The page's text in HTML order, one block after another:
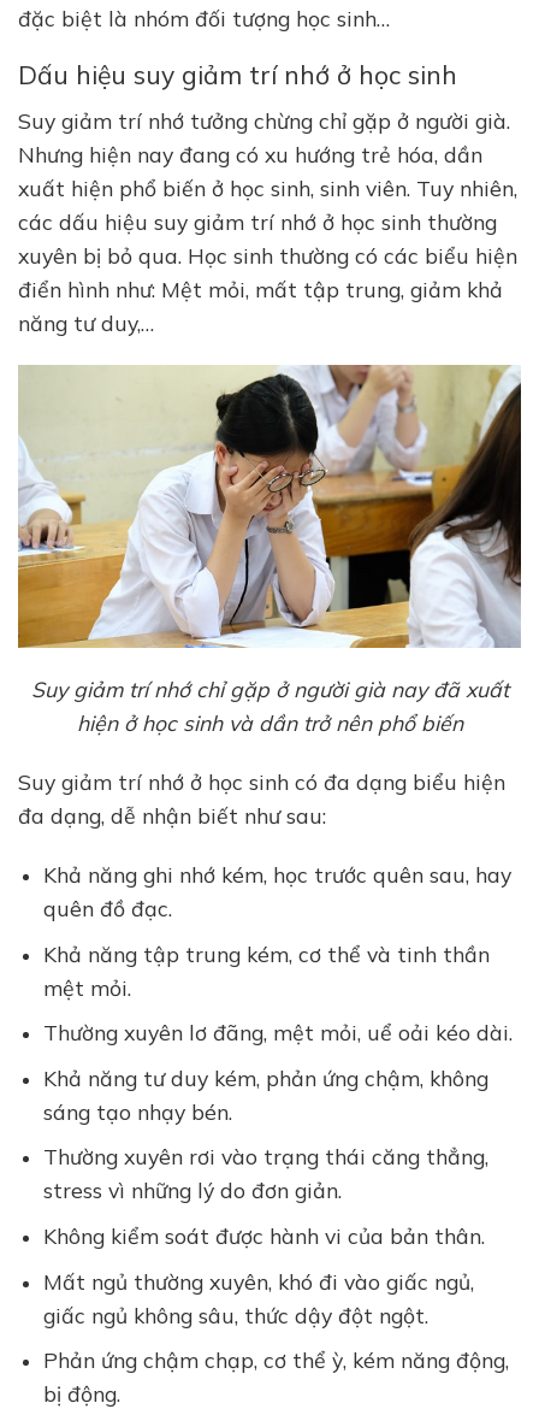
đặc biệt là nhóm đối tượng học sinh…
Dấu hiệu suy giảm trí nhớ ở học sinh
Suy giảm trí nhớ tưởng chừng chỉ gặp ở người già.
Nhưng hiện nay đang có xu hướng trẻ hóa, dần
xuất hiện phổ biến ở học sinh, sinh viên. Tuy nhiên,
các dấu hiệu suy giảm trí nhớ ở học sinh thường
xuyên bị bỏ qua. Học sinh thường có các biểu hiện
điển hình như: Mệt mỏi, mất tập trung, giảm khả
năng tư duy,…
Suy giảm trí nhớ chỉ gặp ở người già nay đã xuất
hiện ở học sinh và dần trở nên phổ biến
Suy giảm trí nhớ ở học sinh có đa dạng biểu hiện
đa dạng, dễ nhận biết như sau:
Khả năng ghi nhớ kém, học trước quên sau, hay
quên đồ đạc.
Khả năng tập trung kém, cơ thể và tinh thần
mệt mỏi.
Thường xuyên lơ đãng, mệt mỏi, uể oải kéo dài.
Khả năng tư duy kém, phản ứng chậm, không
sáng tạo nhạy bén.
Thường xuyên rơi vào trạng thái căng thẳng,
stress vì những lý do đơn giản.
Không kiểm soát được hành vi của bản thân.
Mất ngủ thường xuyên, khó đi vào giấc ngủ,
giấc ngủ không sâu, thức dậy đột ngột.
Phản ứng chậm chạp, cơ thể ỳ, kém năng động,
bị động.